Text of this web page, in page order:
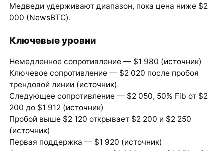
Медведи удерживают диапазон, пока цена ниже $2
000 (NewsBTC).
Ключевые уровни
Немедленное сопротивление — $1 980 (источник)
Ключевое сопротивление — $2 020 после пробоя
трендовой линии (источник)
Следующее сопротивление — $2 050, 50% Fib от $2
200 до $1 912 (источник)
Пробой выше $2 120 открывает $2 200 и $2 250
(источник)
Первая поддержка — $1 920 (источник)